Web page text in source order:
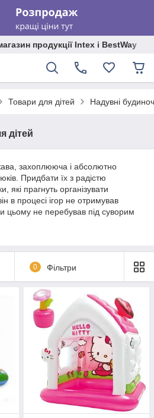
продукції Intex і BestWay
Товари для дітей Надувні
дітей
захоплююча і абсолютно
Придбати їх з радістю
які прагнуть організувати
в процесі ігор не отримував
цьому не перебував під суворим
0 Фільтри